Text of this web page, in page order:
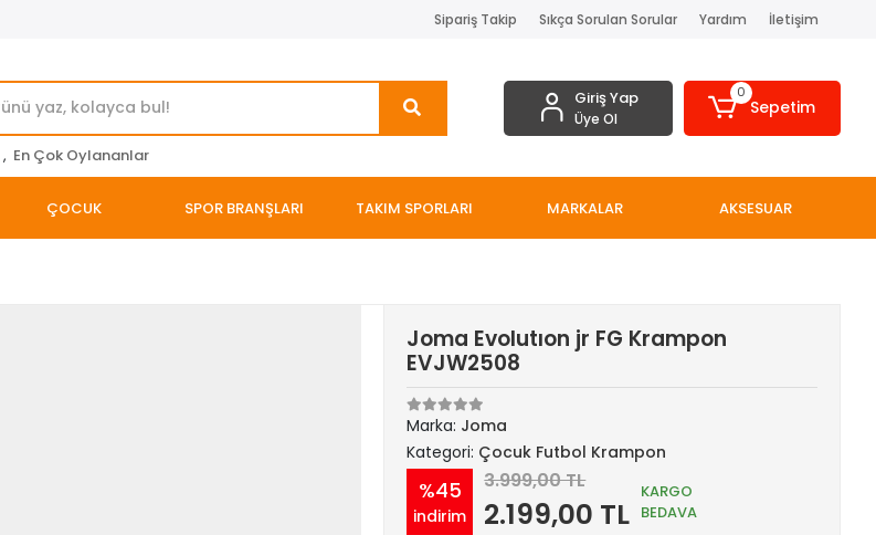
Sipariş Takip Sıkça Sorulan Sorular Yardım İletişim
, En Çok Oylananlar
Giriş Yap
Üye Ol
0
Sepetim
ÇOCUK SPOR BRANŞLARI TAKIM SPORLARI MARKALAR AKSESUAR
Joma Evolutıon jr FG Krampon
EVJW2508
Marka: Joma
Kategori: Çocuk Futbol Krampon
%45
indirim
3.999,00 TL
2.199,00 TL
KARGO
BEDAVA